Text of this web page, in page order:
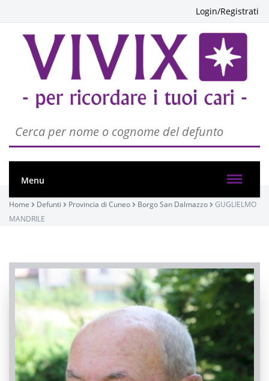
Login/Registrati
Menu
Home Defunti Provincia di Cuneo Borgo San Dalmazzo
GUGLIELMO
MANDRILE
Visibile a tutti gli utenti
INVIA CONDOGLIANZE